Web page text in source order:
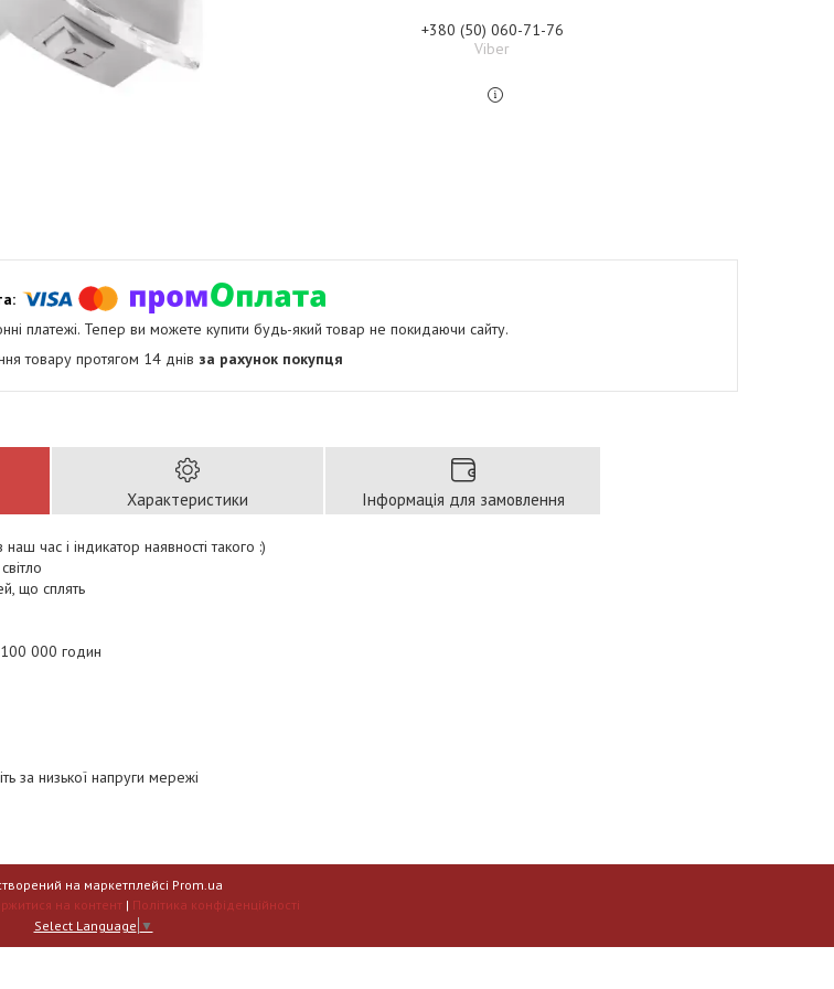
+380 (50) 060-71-76
Viber
платежі. Тепер ви можете купити будь-який товар не покидаючи сайту.
товару протягом 14 днів за рахунок покупця
Характеристики Інформація для замовлення
час і індикатор наявності такого :)
що сплять
100 000 годин
за низької напруги мережі
на маркетплейсі Prom.ua
на контент | Політика конфіденційності
Select Language ▼